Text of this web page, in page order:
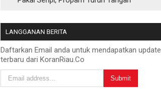
LANGGANAN BERITA
Daftarkan Email anda untuk mendapatkan update
terbaru dari KoranRiau.Co